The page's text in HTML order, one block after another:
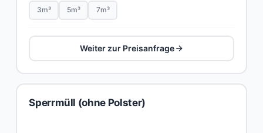
3m³ 5m³ 7m³
Weiter zur Preisanfrage
Sperrmüll (ohne Polster)